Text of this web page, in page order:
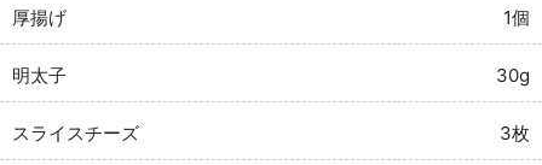
厚揚げ
1個
明太子 30g
スライスチーズ 3枚